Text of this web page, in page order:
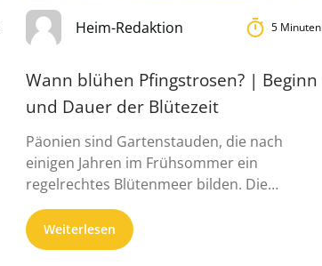
Heim-Redaktion 5 Minuten
Wann blühen Pfingstrosen? | Beginn
und Dauer der Blütezeit
Päonien sind Gartenstauden, die nach
einigen Jahren im Frühsommer ein
regelrechtes Blütenmeer bilden. Die
einzelnen Blüten ...
Weiterlesen